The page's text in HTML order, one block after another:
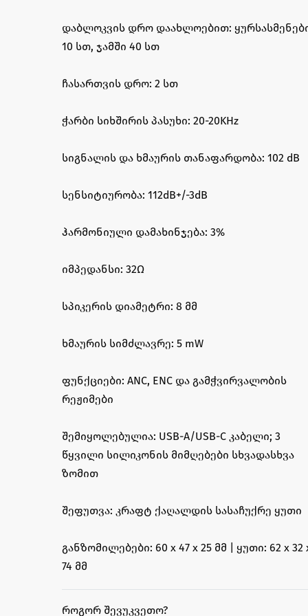
დაბლოკვის დრო დაახლოებით:
10 სთ, ჯამში 40 სთ
ჩასართვის დრო: 2 სთ
ჭარბი სიხშირის პასუხი: 20-20KHz
სიგნალის და ხმაურის თანაფარდობა: 102 dB
სენსიტიურობა: 112dB+/-3dB
ჰარმონიული დამახინჯება: 3%
იმპედანსი: 32Ω
სპიკერის დიამეტრი: 8 მმ
ხმაურის სიმძლავრე: 5 mW
ფუნქციები: ANC, ENC და გამჭვირვალობის
რეჟიმები
შემიყოლებულია: USB-A/USB-C კაბელი; 3
წყვილი სილიკონის მიმღებები სხვადასხვა
ზომით
შეფუთვა: კრაფტ ქაღალდის სასაჩუქრე ყუთი
განზომილებები: 60 x 47 x 25 მმ | ყუთი: 62 x 32
74 მმ
ᲠᲝᲒᲝᲠ ᲨᲔᲕᲣᲙᲕᲔᲗᲝ?